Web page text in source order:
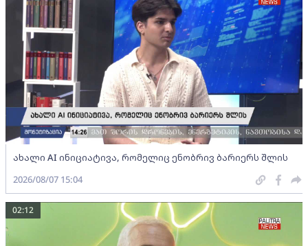
ახალი AI ინიციატივა, რომელიც ენობრივ ბარიერს შლის
2026/08/07 15:04
02:12